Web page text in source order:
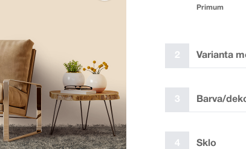
Primum
2 Varianta
3 Barva/
4 Sklo